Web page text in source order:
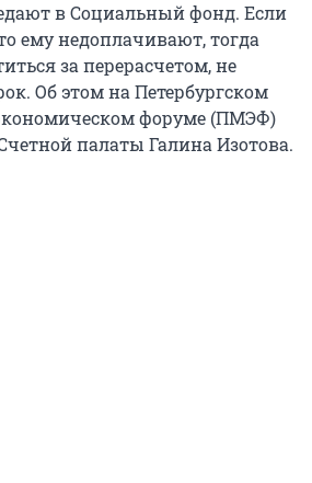
в Социальный фонд. Если
ему недоплачивают, тогда
за перерасчетом, не
Об этом на Петербургском
форуме (ПМЭФ)
палаты Галина Изотова.